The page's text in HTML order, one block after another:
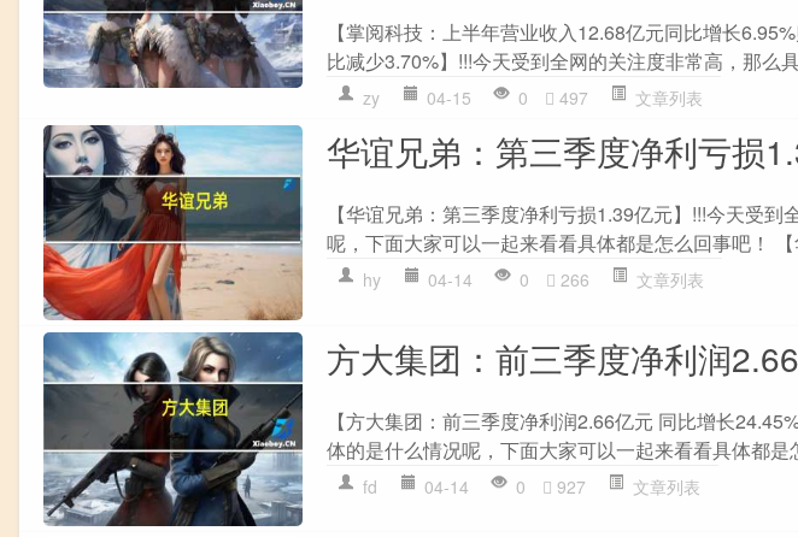
【掌阅科技：上半年营业收入12.68亿元同比增长
比减少3.70%】!!!今天受到全网的关注度非常高，那么
zy 04-15 0 497 文章列表
华谊兄弟：第三季度净利亏损
【华谊兄弟：第三季度净利亏损1.39亿元】!!!今天受
呢，下面大家可以一起来看看具体都是怎么回事吧！
hy 04-14 0 266 文章列表
方大集团：前三季度净利润
【方大集团：前三季度净利润2.66亿元 同比增长
体的是什么情况呢，下面大家可以一起来看看具体都是
fd 04-14 0 927 文章列表